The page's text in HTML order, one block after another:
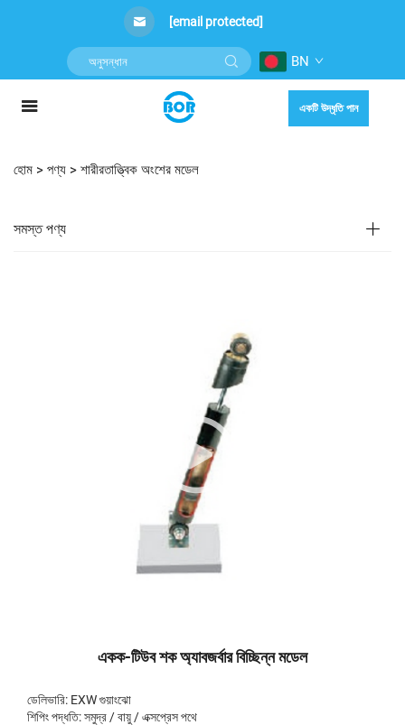
[email protected]
BN
একটি উদ্ধৃতি পান
হোম > পণ্য > শারীরতাত্ত্বিক অংশের মডেল
সমস্ত পণ্য
একক-টিউব শক অ্যাবজর্বার বিচ্ছিন্ন মডেল
ডেলিভারি: EXW গুয়াংঝো
শিপিং পদ্ধতি: সমুদ্র / বায়ু / এক্সপ্রেস পথে